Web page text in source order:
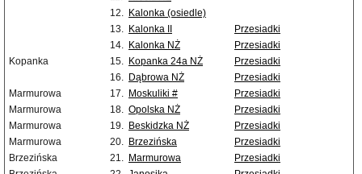
12. Kalonka (osiedle)
13. Kalonka II
Przesiadki
14. Kalonka NŻ
Przesiadki
Kopanka
15. Kopanka 24a NŻ
Przesiadki
16. Dąbrowa NŻ
Przesiadki
Marmurowa
17. Moskuliki #
Przesiadki
Marmurowa
18. Opolska NŻ
Przesiadki
Marmurowa
19. Beskidzka NŻ
Przesiadki
Marmurowa
20. Brzezińska
Przesiadki
Brzezińska
21. Marmurowa
Przesiadki